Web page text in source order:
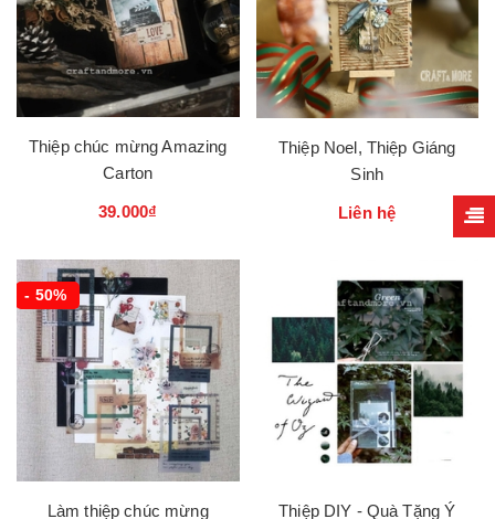
Thiệp chúc mừng Amazing
Carton
39.000₫
Thiệp Noel, Thiệp Giáng
Sinh
Liên hệ
- 50%
Làm thiệp chúc mừng Thiệp DIY - Quà Tặng Ý